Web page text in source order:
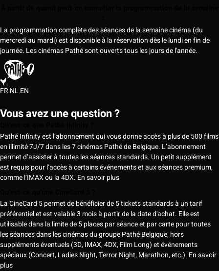
La programmation complète des séances de la semaine cinéma (du
mercredi au mardi) est disponible à la réservation dès le lundi en fin de
journée. Les cinémas Pathé sont ouverts tous les jours de l'année.
FRNLEN
Vous avez une question ?
Pathé Infinity est l’abonnement qui vous donne accès à plus de 500 films
en illimité 7J/7 dans les 7 cinémas Pathé de Belgique. L’abonnement
permet d’assister à toutes les séances standards. Un petit supplément
est requis pour l’accès à certains événements et aux séances premium,
comme l’IMAX ou la 4DX. En savoir plus
La CineCard 5 permet de bénéficier de 5 tickets standards à un tarif
préférentiel et est valable 3 mois à partir de la date d'achat. Elle est
utilisable dans la limite de 5 places par séance et par carte pour toutes
les séances dans les cinémas du groupe Pathé Belgique, hors
suppléments éventuels (3D, IMAX, 4DX, Film Long) et événements
spéciaux (Concert, Ladies Night, Terror Night, Marathon, etc.). En savoir
plus